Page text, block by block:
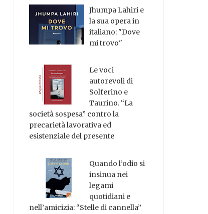
Jhumpa Lahiri e
la sua opera in
italiano: "Dove
mi trovo"
Le voci
autorevoli di
Solferino e
Taurino. “La
società sospesa” contro la
precarietà lavorativa ed
esistenziale del presente
Quando l’odio si
insinua nei
legami
quotidiani e
nell’amicizia: “Stelle di cannella”